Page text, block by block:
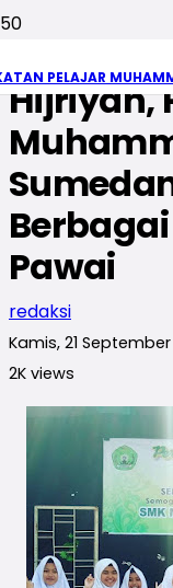
PELAJAR
Sambut
Hijriyah,
Pawai
redaksi
Kamis, 21 September
2K views